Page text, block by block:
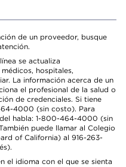
de un proveedor, busque
se actualiza
hospitales,
La información acerca de un
el profesional de la salud o
de credenciales. Si tiene
4000 (sin costo). Para
habla: 1-800-464-4000 (sin
puede llamar al Colegio
of California) al 916-263-
el idioma con el que se sienta